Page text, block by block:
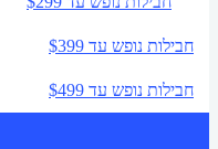
חבילות נופש עד $399
חבילות נופש עד $499